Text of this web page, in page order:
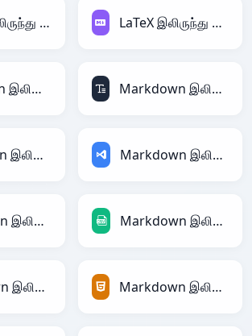
LaTeX இலிருந்து Avro LaTeX இலிருந்து Markdown
Markdown இலிருந்து ActionScript Markdown இலிருந்து ASCII
Markdown இலிருந்து AsciiDoc Markdown இலிருந்து ASP
Markdown இலிருந்து BBCode Markdown இலிருந்து CSV
Markdown இலிருந்து Excel Markdown இலிருந்து HTML